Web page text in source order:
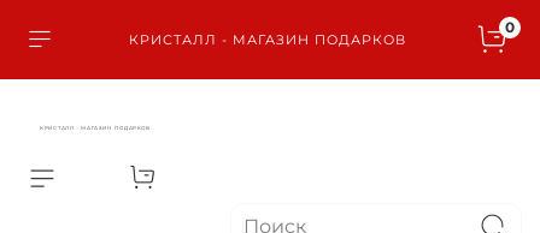
КРИСТАЛЛ - МАГАЗИН ПОДАРКОВ
0
КРИСТАЛЛ - МАГАЗИН ПОДАРКОВ